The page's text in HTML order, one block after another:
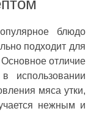
блюдо
подходит для
отличие
использовании
мяса утки,
нежным и